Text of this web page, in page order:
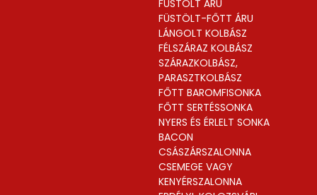
FÜSTÖLT ÁRU
FÜSTÖLT-FŐTT ÁRU
LÁNGOLT KOLBÁSZ
FÉLSZÁRAZ KOLBÁSZ
SZÁRAZKOLBÁSZ,
PARASZTKOLBÁSZ
FŐTT BAROMFISONKA
FŐTT SERTÉSSONKA
NYERS ÉS ÉRLELT SONKA
BACON
CSÁSZÁRSZALONNA
CSEMEGE VAGY
KENYÉRSZALONNA